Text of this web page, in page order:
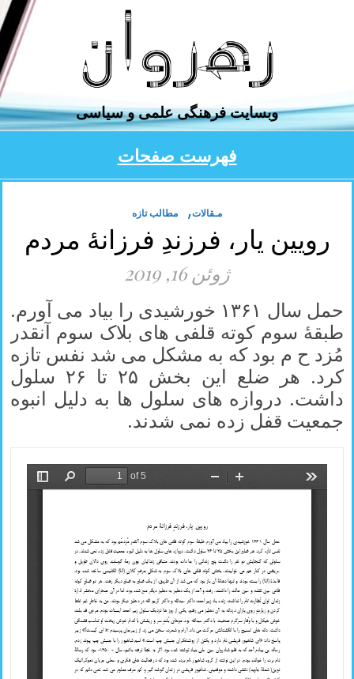
وبسایت فرهنگی ‌علمی و سیاسی
فهرست صفحات
مـقالات, مطالب تازه
رویین یار، فرزندِ فرزانۀ مردم
ژوئن 16, 2019
حمل سال ۱۳۶۱ خورشیدی را بیاد می آورم.
طبقۀ سوم کوته قلفی های بلاک سوم آنقدر
مُزد ح م بود که به مشکل می شد نفس تازه
کرد. هر ضلع این بخش ۲۵ تا ۲۶ سلول
داشت. دروازه های سلول ها به دلیل انبوه
جمعیت قفل زده نمی شدند.